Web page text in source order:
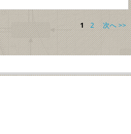
1 2 次へ >>